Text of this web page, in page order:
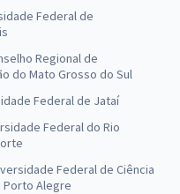
Federal de
Regional de
do Mato Grosso do Sul
Federal de Jataí
Federal do Rio
Federal de Ciência
Porto Alegre